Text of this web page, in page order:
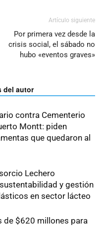
Artículo siguiente
Por primera vez desde la
crisis social, el sábado no
hubo «eventos graves»
del autor
contra Cementerio
Montt: piden
que quedaron al
Lechero
y gestión
en sector lácteo
de $620 millones para